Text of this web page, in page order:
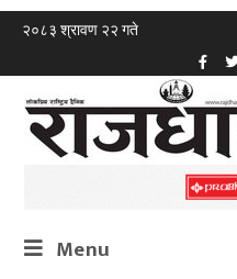
२०८३ श्रावण २२ गते
Menu